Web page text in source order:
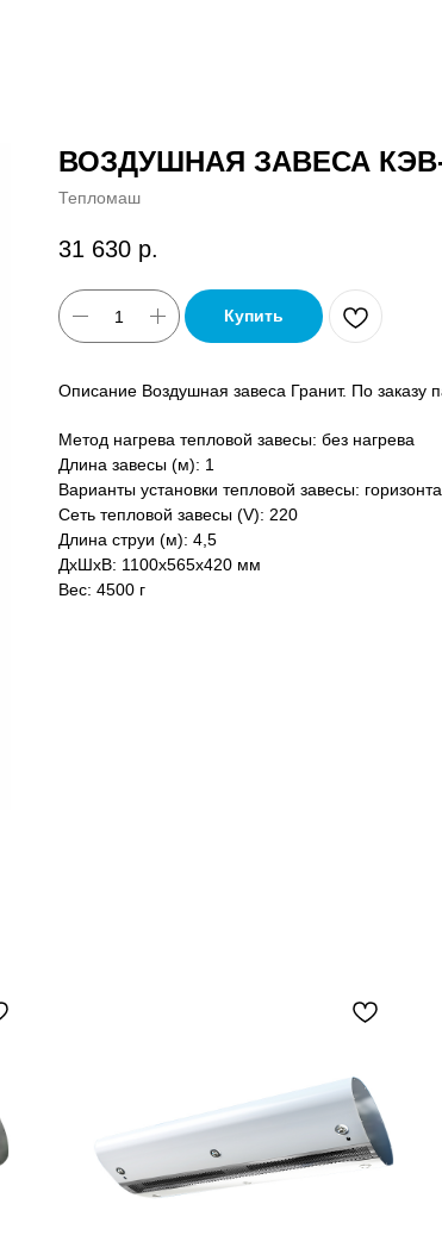
ВОЗДУШНАЯ ЗАВЕСА
Тепломаш
31 630 р.
Купить
Описание Воздушная завеса Гранит. По заказу
Метод нагрева тепловой завесы: без нагрева
Длина завесы (м): 1
Варианты установки тепловой завесы:
Сеть тепловой завесы (V): 220
Длина струи (м): 4,5
ДxШxВ: 1100x565x420 мм
Вес: 4500 г